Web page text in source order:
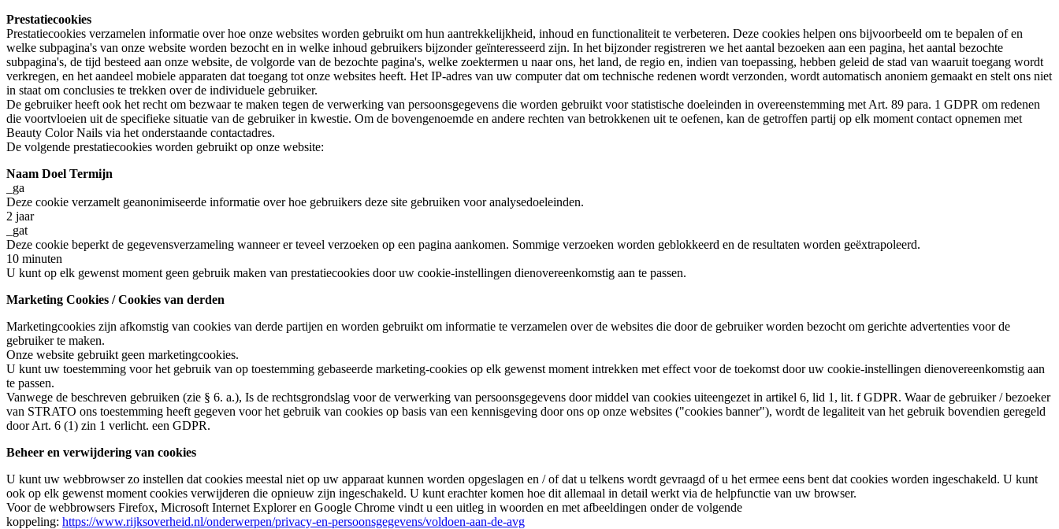
Prestatiecookies
Prestatiecookies verzamelen informatie over hoe onze websites worden gebruikt om hun aantrekkelijkheid, inhoud en functionaliteit te verbeteren. Deze cookies helpen ons bijvoorbeeld om te bepalen of en
welke subpagina's van onze website worden bezocht en in welke inhoud gebruikers bijzonder geïnteresseerd zijn. In het bijzonder registreren we het aantal bezoeken aan een pagina, het aantal bezochte
subpagina's, de tijd besteed aan onze website, de volgorde van de bezochte pagina's, welke zoektermen u naar ons, het land, de regio en, indien van toepassing, hebben geleid de stad van waaruit toegang wordt
verkregen, en het aandeel mobiele apparaten dat toegang tot onze websites heeft. Het IP-adres van uw computer dat om technische redenen wordt verzonden, wordt automatisch anoniem gemaakt en stelt ons niet
in staat om conclusies te trekken over de individuele gebruiker.
De gebruiker heeft ook het recht om bezwaar te maken tegen de verwerking van persoonsgegevens die worden gebruikt voor statistische doeleinden in overeenstemming met Art. 89 para. 1 GDPR om redenen
die voortvloeien uit de specifieke situatie van de gebruiker in kwestie. Om de bovengenoemde en andere rechten van betrokkenen uit te oefenen, kan de getroffen partij op elk moment contact opnemen met
Beauty Color Nails via het onderstaande contactadres.
De volgende prestatiecookies worden gebruikt op onze website:
Naam Doel Termijn
_ga
Deze cookie verzamelt geanonimiseerde informatie over hoe gebruikers deze site gebruiken voor analysedoeleinden.
2 jaar
_gat
Deze cookie beperkt de gegevensverzameling wanneer er teveel verzoeken op een pagina aankomen. Sommige verzoeken worden geblokkeerd en de resultaten worden geëxtrapoleerd.
10 minuten
U kunt op elk gewenst moment geen gebruik maken van prestatiecookies door uw cookie-instellingen dienovereenkomstig aan te passen.
Marketing Cookies / Cookies van derden
Marketingcookies zijn afkomstig van cookies van derde partijen en worden gebruikt om informatie te verzamelen over de websites die door de gebruiker worden bezocht om gerichte advertenties voor de
gebruiker te maken.
Onze website gebruikt geen marketingcookies.
U kunt uw toestemming voor het gebruik van op toestemming gebaseerde marketing-cookies op elk gewenst moment intrekken met effect voor de toekomst door uw cookie-instellingen dienovereenkomstig aan
te passen.
Vanwege de beschreven gebruiken (zie § 6. a.), Is de rechtsgrondslag voor de verwerking van persoonsgegevens door middel van cookies uiteengezet in artikel 6, lid 1, lit. f GDPR. Waar de gebruiker / bezoeker
van STRATO ons toestemming heeft gegeven voor het gebruik van cookies op basis van een kennisgeving door ons op onze websites ("cookies banner"), wordt de legaliteit van het gebruik bovendien geregeld
door Art. 6 (1) zin 1 verlicht. een GDPR.
Beheer en verwijdering van cookies
U kunt uw webbrowser zo instellen dat cookies meestal niet op uw apparaat kunnen worden opgeslagen en / of dat u telkens wordt gevraagd of u het ermee eens bent dat cookies worden ingeschakeld. U kunt
ook op elk gewenst moment cookies verwijderen die opnieuw zijn ingeschakeld. U kunt erachter komen hoe dit allemaal in detail werkt via de helpfunctie van uw browser.
Voor de webbrowsers Firefox, Microsoft Internet Explorer en Google Chrome vindt u een uitleg in woorden en met afbeeldingen onder de volgende
koppeling: https://www.rijksoverheid.nl/onderwerpen/privacy-en-persoonsgegevens/voldoen-aan-de-avg